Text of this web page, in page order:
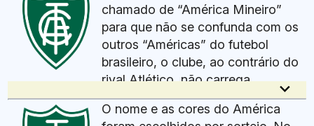
chamado de “América Mineiro”
para que não se confunda com os
outros “Américas” do futebol
brasileiro, o clube, ao contrário do
rival Atlético, não carrega
“Mineiro” no nome oficial: seu batismo é apenas
América Futebol Clube. O América foi o primeiro
keyboard_arrow_down
O nome e as cores do América